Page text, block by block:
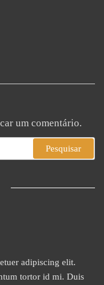
um comentário.
adipiscing elit.
tortor id mi. Duis